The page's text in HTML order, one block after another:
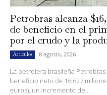
Petrobras alcanza
de beneficio en el
por el crudo y la
Artículos 8 agosto, 2026
La petrolera brasileña
beneficio neto de 16,627
euros), un incremento de...